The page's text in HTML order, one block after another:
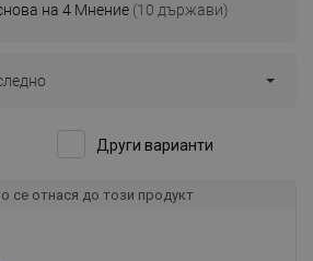
на 4 Мнение (10 държави)
Други варианти
се отнася до този продукт